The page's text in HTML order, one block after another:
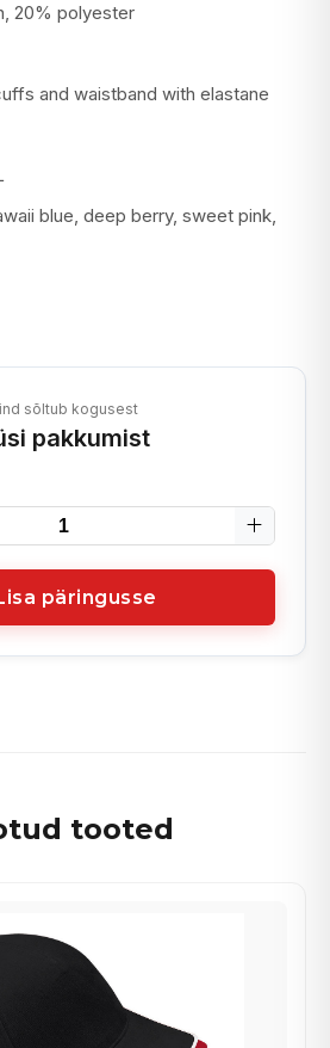
20% polyester
and waistband with elastane
blue, deep berry, sweet pink,
sõltub kogusest
pakkumist
päringusse
tooted